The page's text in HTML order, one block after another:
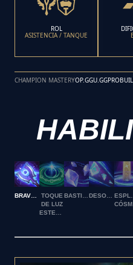
ROL
ASISTENCIA / TANQUE
CHAMPION MASTERYOP.GGU.GG
TOQUE
DE LUZ